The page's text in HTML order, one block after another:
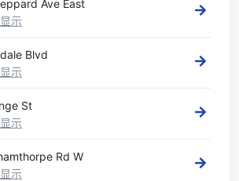
Ave East
示
Blvd
示
St
示
Rd W
示